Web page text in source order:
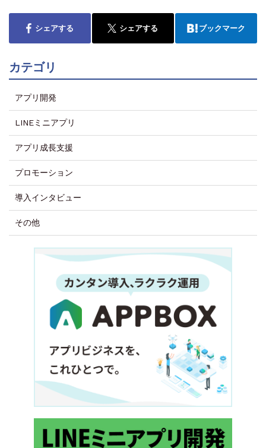
シェアする シェアする ブックマーク
カテゴリ
アプリ開発
LINEミニアプリ
アプリ成長支援
プロモーション
導入インタビュー
その他